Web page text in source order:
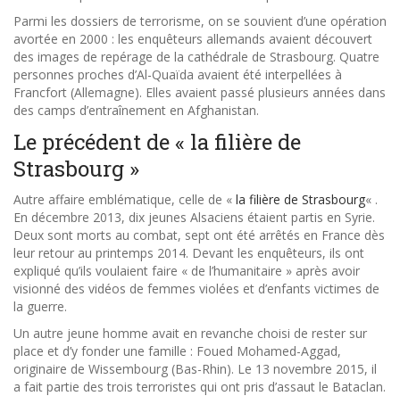
Parmi les dossiers de terrorisme, on se souvient d’une opération
avortée en 2000 : les enquêteurs allemands avaient découvert
des images de repérage de la cathédrale de Strasbourg. Quatre
personnes proches d’Al-Quaïda avaient été interpellées à
Francfort (Allemagne). Elles avaient passé plusieurs années dans
des camps d’entraînement en Afghanistan.
Le précédent de « la filière de
Strasbourg »
Autre affaire emblématique, celle de « la filière de Strasbourg« .
En décembre 2013, dix jeunes Alsaciens étaient partis en Syrie.
Deux sont morts au combat, sept ont été arrêtés en France dès
leur retour au printemps 2014. Devant les enquêteurs, ils ont
expliqué qu’ils voulaient faire « de l’humanitaire » après avoir
visionné des vidéos de femmes violées et d’enfants victimes de
la guerre.
Un autre jeune homme avait en revanche choisi de rester sur
place et d’y fonder une famille : Foued Mohamed-Aggad,
originaire de Wissembourg (Bas-Rhin). Le 13 novembre 2015, il
a fait partie des trois terroristes qui ont pris d’assaut le Bataclan.